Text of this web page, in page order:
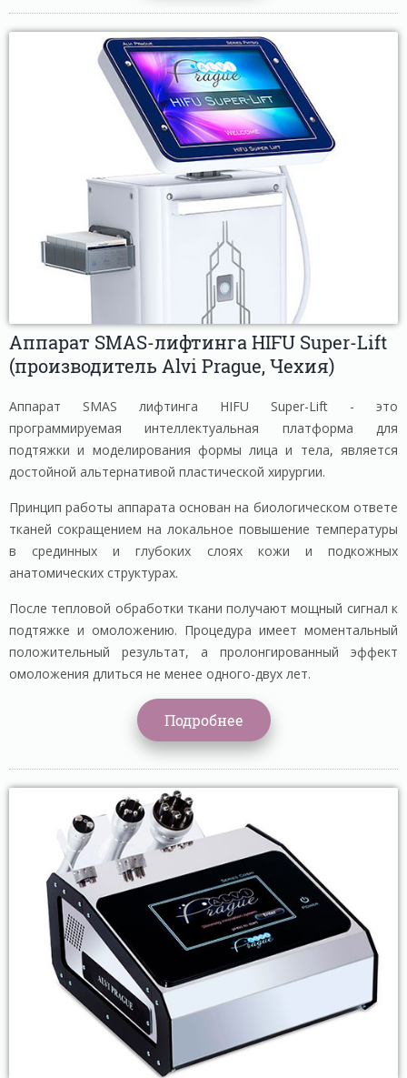
Аппарат SMAS-лифтинга HIFU Super-Lift
(производитель Alvi Prague, Чехия)
Аппарат SMAS лифтинга HIFU Super-Lift - это
программируемая интеллектуальная платформа для
подтяжки и моделирования формы лица и тела, является
достойной альтернативой пластической хирургии.
Принцип работы аппарата основан на биологическом ответе
тканей сокращением на локальное повышение температуры
в срединных и глубоких слоях кожи и подкожных
анатомических структурах.
После тепловой обработки ткани получают мощный сигнал к
подтяжке и омоложению. Процедура имеет моментальный
положительный результат, а пролонгированный эффект
омоложения длиться не менее одного-двух лет.
Подробнее